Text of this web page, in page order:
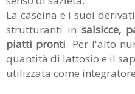
La caseina e i suoi
strutturanti insalsicce,
piatti pronti. Per l'alto
quantità di lattosio e il
utilizzata come